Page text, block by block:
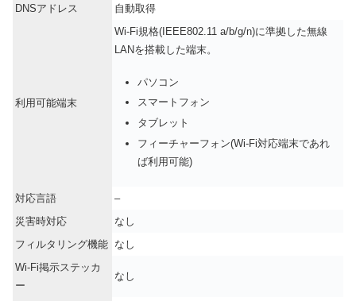
DNSアドレス
自動取得
利用可能端末
Wi-Fi規格(IEEE802.11 a/b/g/n)に準拠した無線
LANを搭載した端末。
パソコン
スマートフォン
タブレット
フィーチャーフォン(Wi-Fi対応端末であれ
ば利用可能)
対応言語
–
災害時対応
なし
フィルタリング機能 なし
Wi-Fi掲示ステッカ
ー
なし